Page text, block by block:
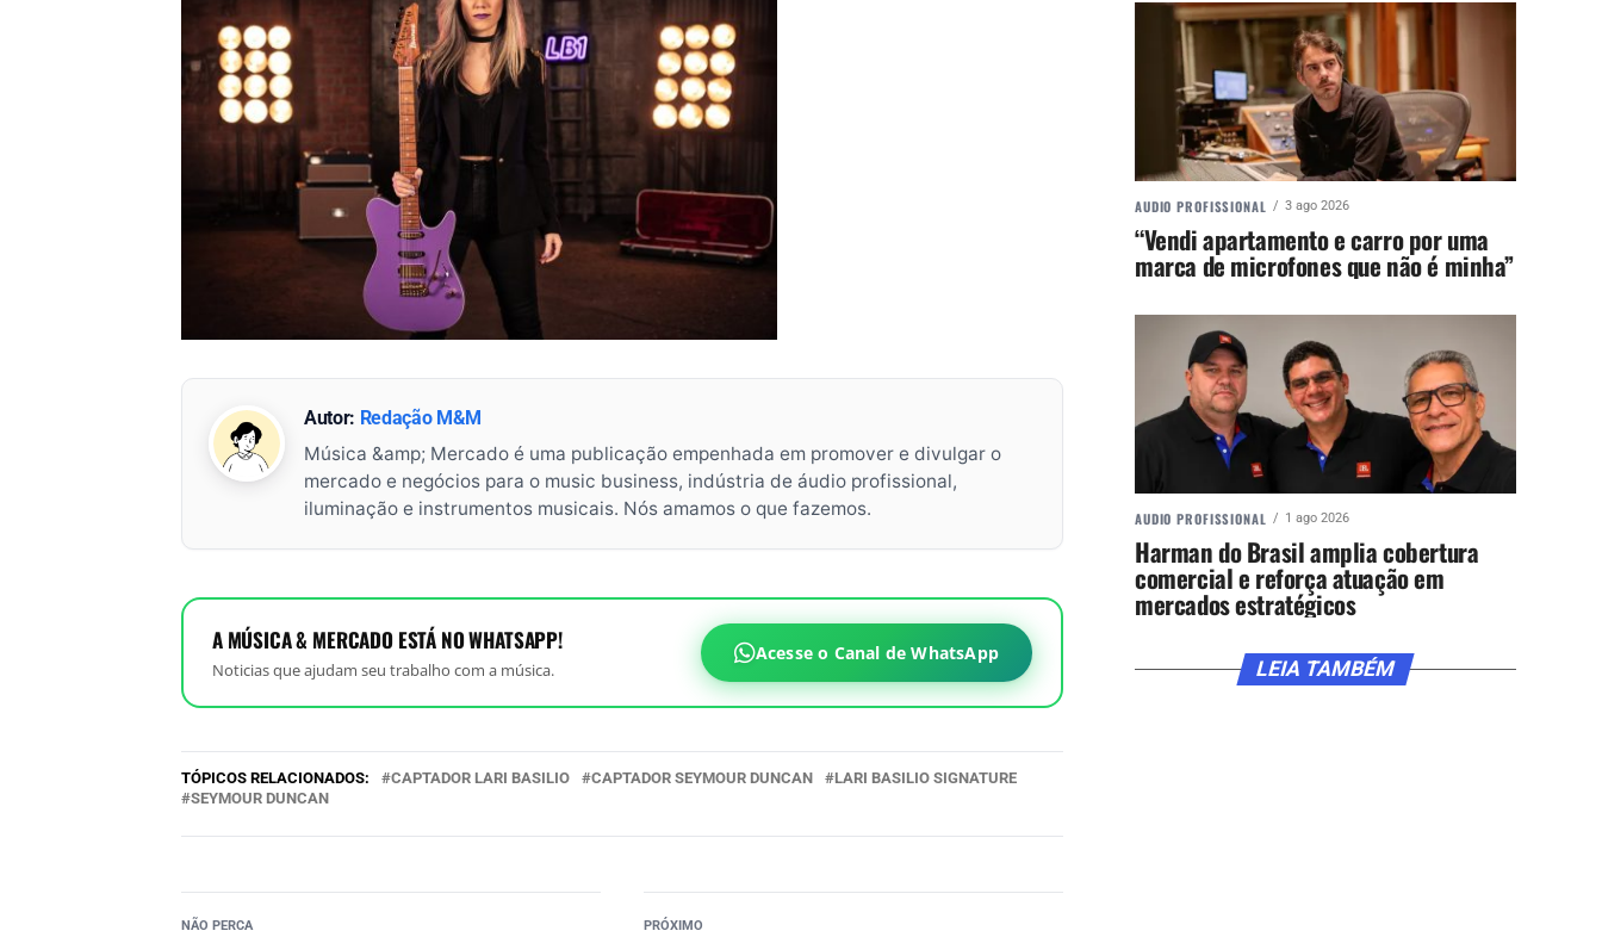
Autor: Redação M&M
Música &amp; Mercado é uma publicação empenhada em promover e divulgar o
mercado e negócios para o music business, indústria de áudio profissional,
iluminação e instrumentos musicais. Nós amamos o que fazemos.
A MÚSICA & MERCADO ESTÁ NO WHATSAPP!
Noticias que ajudam seu trabalho com a música.
Acesse o Canal de WhatsApp
TÓPICOS RELACIONADOS: CAPTADOR LARI BASILIO CAPTADOR SEYMOUR DUNCAN
LARI BASILIO SIGNATURE
SEYMOUR DUNCAN
PRÓXIMO
NÃO PERCA
AUDIO PROFISSIONAL 3 ago 2026
“Vendi apartamento e carro por uma
marca de microfones que não é minha”
AUDIO PROFISSIONAL 1 ago 2026
Harman do Brasil amplia cobertura
comercial e reforça atuação em
mercados estratégicos
LEIA TAMBÉM